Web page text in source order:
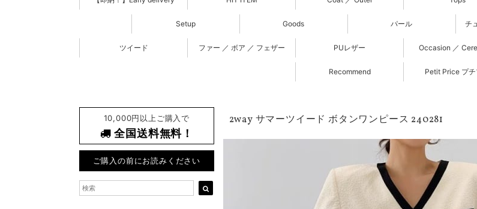
Setup Goods パール チ
ツイード ファー ／ ボア ／ フェザー PUレザー Occasion ／
Recommend Petit Price プチ
10,000円以上ご購入で
全国送料無料！
ご購入の前にお読みください
2way サマーツイード ボタンワンピース 240281